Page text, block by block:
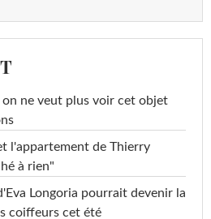
ne veut plus voir cet objet
l'appartement de Thierry
à rien"
Longoria pourrait devenir la
coiffeurs cet été